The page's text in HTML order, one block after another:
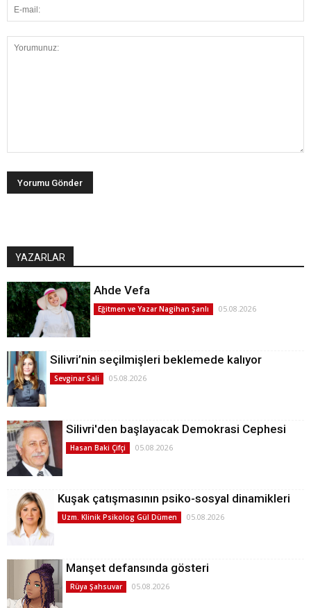
YAZARLAR
Ahde Vefa
Eğitmen ve Yazar Nagihan Şanlı 05.08.2026
Silivri’nin seçilmişleri beklemede kalıyor
Sevginar Sali 05.08.2026
Silivri'den başlayacak Demokrasi Cephesi
Hasan Baki Çifçi 05.08.2026
Kuşak çatışmasının psiko-sosyal dinamikleri
Uzm. Klinik Psikolog Gül Dümen 05.08.2026
Manşet defansında gösteri
Rüya Şahsuvar 05.08.2026